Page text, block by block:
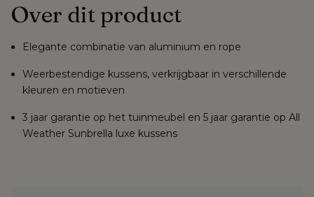
Over dit product
Elegante combinatie van aluminium en rope
Weerbestendige kussens, verkrijgbaar in verschillende
kleuren en motieven
3 jaar garantie op het tuinmeubel en 5 jaar garantie op All
Weather Sunbrella luxe kussens